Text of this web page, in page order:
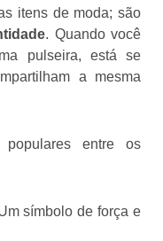
itens de moda; são
. Quando você
pulseira, está se
a mesma
entre os
símbolo de força e